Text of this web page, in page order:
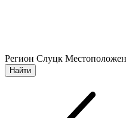
Регион Слуцк